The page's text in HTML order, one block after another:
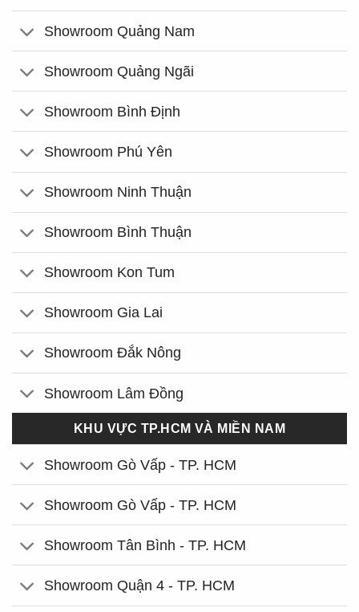
Showroom Quảng Nam
Showroom Quảng Ngãi
Showroom Bình Định
Showroom Phú Yên
Showroom Ninh Thuận
Showroom Bình Thuận
Showroom Kon Tum
Showroom Gia Lai
Showroom Đắk Nông
Showroom Lâm Đồng
KHU VỰC TP.HCM VÀ MIỀN NAM
Showroom Gò Vấp - TP. HCM
Showroom Gò Vấp - TP. HCM
Showroom Tân Bình - TP. HCM
Showroom Quận 4 - TP. HCM